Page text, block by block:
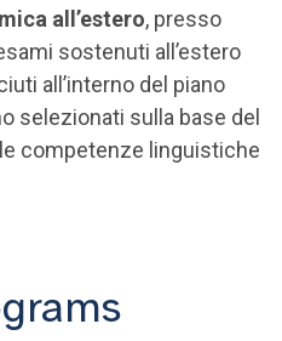
all’estero, presso
sostenuti all’estero
all’interno del piano
selezionati sulla base del
competenze linguistiche